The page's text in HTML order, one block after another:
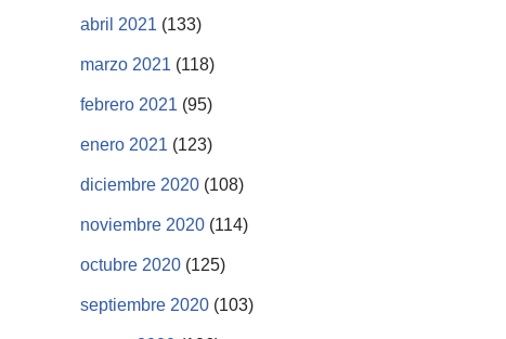
abril 2021 (133)
marzo 2021 (118)
febrero 2021 (95)
enero 2021 (123)
diciembre 2020 (108)
noviembre 2020 (114)
octubre 2020 (125)
septiembre 2020 (103)